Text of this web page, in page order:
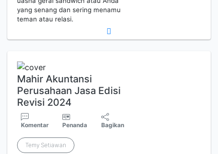
yang senang dan sering menamu
teman atau relasi.
Mahir Akuntansi
Perusahaan Jasa Edisi
Revisi 2024
Komentar Penanda Bagikan
Temy Setiawan